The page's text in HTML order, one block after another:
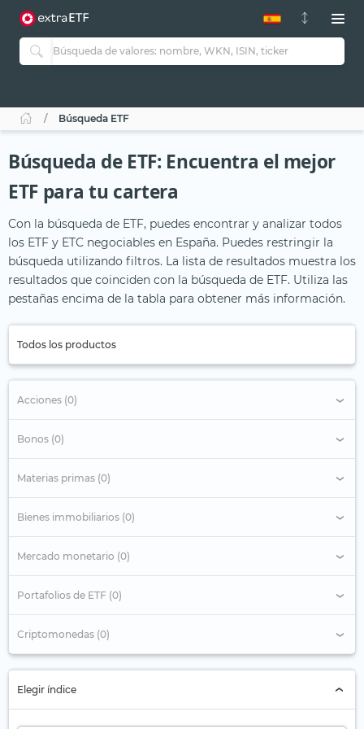
Búsqueda ETF
Búsqueda de ETF: Encuentra el mejor
ETF para tu cartera
Con la búsqueda de ETF, puedes encontrar y analizar todos
los ETF y ETC negociables en España. Puedes restringir la
búsqueda utilizando filtros. La lista de resultados muestra los
resultados que coinciden con la búsqueda de ETF. Utiliza las
pestañas encima de la tabla para obtener más información.
Todos los productos
Acciones (0)
Bonos (0)
Materias primas (0)
Bienes immobiliarios (0)
Mercado monetario (0)
Portafolios de ETF (0)
Criptomonedas (0)
Elegir índice